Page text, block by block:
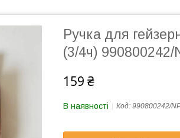
Ручка для
(3/4ч) 990800242/
159 ₴
В наявності Код: 990800242/